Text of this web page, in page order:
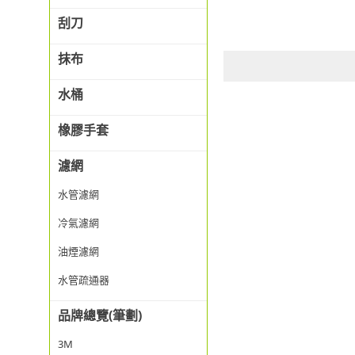
刮刀
抹布
水桶
橡膠手套
濾網
水管濾網
冷氣濾網
油煙濾網
水管疏通器
品牌總覽(筆劃)
3M